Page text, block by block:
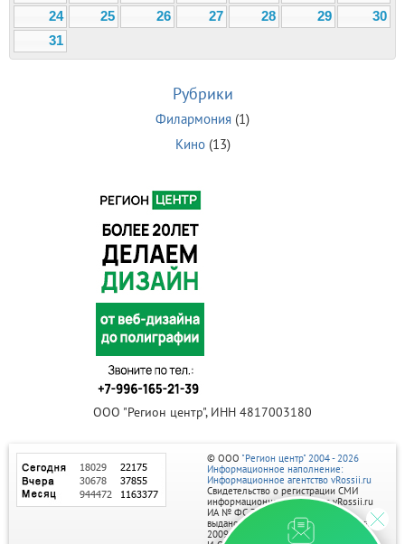
24
25 26 27 28 29
30
31
Рубрики
Филармония (1)
Кино(13)
ООО "Регион центр", ИНН 4817003180
© ООО "Регион центр" 2004 - 2026
Информационное наполнение:
Информационное агентство vRossii.ru
Свидетельство о регистрации СМИ
информационного агентства vRossii.ru
ИА № ФС 77‑35502
выдано РОСКОМНАДЗОРом 04 марта
2009г.